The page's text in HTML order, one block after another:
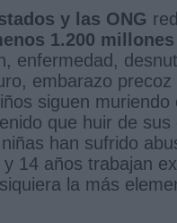
y las ONG
1.200
enfermedad,
embarazo precoz
siguen muriendo
que huir de sus
han sufrido
14 años trabajan
la más